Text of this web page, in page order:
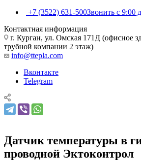
+7 (3522) 631-500Звонить с 9:00
Контактная информация
г. Курган, ул. Омская 171Д (офисное
трубной компании 2 этаж)
info@ttepla.com
Вконтакте
Telegram
Датчик температуры в
проводной Эктоконтрол